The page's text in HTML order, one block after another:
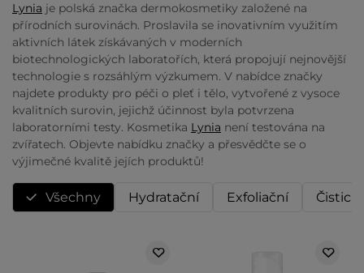
Lynia je polská značka dermokosmetiky založené na
přírodních surovinách. Proslavila se inovativním využitím
aktivních látek získávaných v moderních
biotechnologických laboratořích, která propojují nejnovější
technologie s rozsáhlým výzkumem. V nabídce značky
najdete produkty pro péči o pleť i tělo, vytvořené z vysoce
kvalitních surovin, jejichž účinnost byla potvrzena
laboratorními testy. Kosmetika Lynia není testována na
zvířatech. Objevte nabídku značky a přesvědčte se o
výjimečné kvalitě jejích produktů!
Všechny Hydratační Exfoliační Čisticí